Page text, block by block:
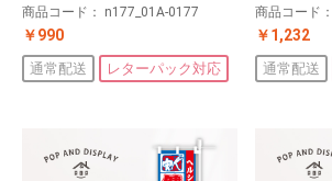
商品コード： n177_01A-0177
￥990
通常配送 レターパック対応
商品コード：
￥1,232
通常配送